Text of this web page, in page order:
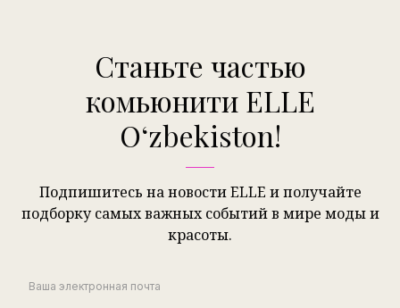
Станьте частью
комьюнити ELLE
Oʻzbekiston!
Подпишитесь на новости ELLE и получайте
подборку самых важных событий в мире моды и
красоты.
Ваша электронная почта